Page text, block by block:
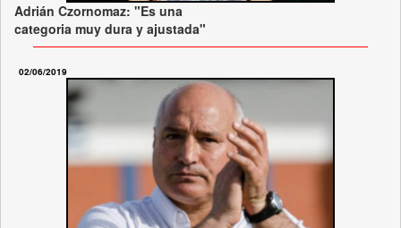
Adrián Czornomaz: "Es una
categoria muy dura y ajustada"
02/06/2019